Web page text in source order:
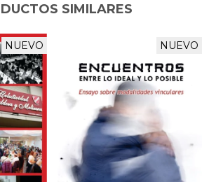
SIMILARES
NUEVO NUEVO